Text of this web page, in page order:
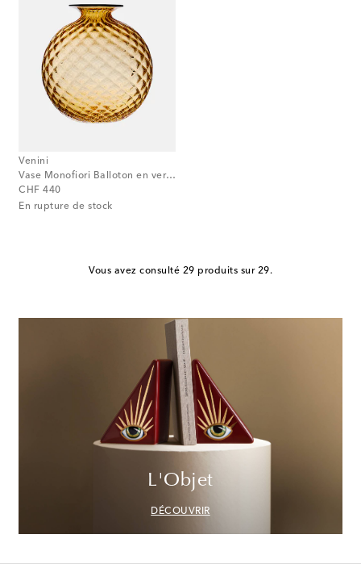
Venini
Vase Monofiori Balloton en verre de Murano
CHF 440
original price
En rupture de stock
Vous avez consulté 29 produits sur 29.
L'Objet
DÉCOUVRIR